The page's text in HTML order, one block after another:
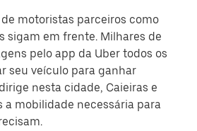
motoristas parceiros como
sigam em frente. Milhares de
pelo app da Uber todos os
seu veículo para ganhar
nesta cidade, Caieiras e
a mobilidade necessária para